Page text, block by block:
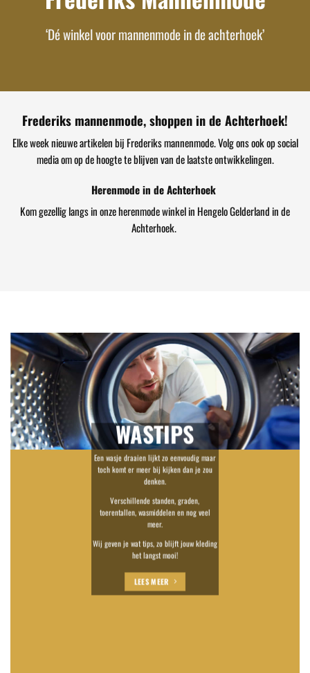
‘Dé winkel voor mannenmode in de achterhoek’
Frederiks mannenmode, shoppen in de Achterhoek!
Elke week nieuwe artikelen bij Frederiks mannenmode. Volg ons ook op social
media om op de hoogte te blijven van de laatste ontwikkelingen.
Herenmode in de Achterhoek
Kom gezellig langs in onze herenmode winkel in Hengelo Gelderland in de
Achterhoek.
WASTIPS
Een wasje draaien lijkt zo eenvoudig maar
toch komt er meer bij kijken dan je zou
denken.
Verschillende standen, graden,
toerentallen, wasmiddelen en nog veel
meer.
Wij geven je wat tips, zo blijft jouw kleding
het langst mooi!
LEES MEER